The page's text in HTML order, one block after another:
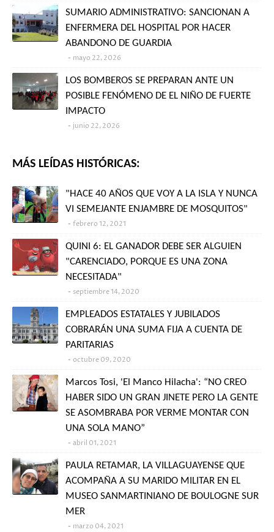
SUMARIO ADMINISTRATIVO: SANCIONAN A
ENFERMERA DEL HOSPITAL POR HACER
ABANDONO DE GUARDIA
mayo 22, 2026
LOS BOMBEROS SE PREPARAN ANTE UN
POSIBLE FENÓMENO DE EL NIÑO DE FUERTE
IMPACTO
junio 22, 2026
MÁS LEÍDAS HISTÓRICAS:
"HACE 40 AÑOS QUE VOY A LA ISLA Y NUNCA
VI SEMEJANTE ENJAMBRE DE MOSQUITOS"
febrero 12, 2021
QUINI 6: EL GANADOR DEBE SER ALGUIEN
"CARENCIADO, PORQUE ES UNA ZONA
NECESITADA"
septiembre 14, 2020
EMPLEADOS ESTATALES Y JUBILADOS
COBRARÁN UNA SUMA FIJA A CUENTA DE
PARITARIAS
octubre 09, 2020
Marcos Tosi, 'El Manco Hilacha': “NO CREO
HABER SIDO UN GRAN JINETE PERO LA GENTE
SE ASOMBRABA POR VERME MONTAR CON
UNA SOLA MANO”
abril 01, 2021
PAULA RETAMAR, LA VILLAGUAYENSE QUE
ACOMPAÑA A SU MARIDO MILITAR EN EL
MUSEO SANMARTINIANO DE BOULOGNE SUR
MER
marzo 04, 2021